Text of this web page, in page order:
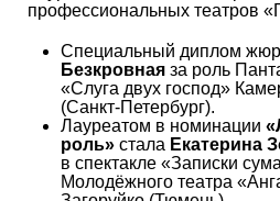
профессиональных театров
Специальный диплом
Безкровная за роль
«Слуга двух господ»
(Санкт-Петербург).
Лауреатом в номинации
роль» стала Екатерина
в спектакле «Записки
Молодёжного театра